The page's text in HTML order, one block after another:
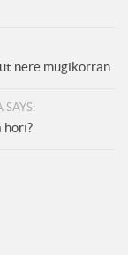
nere mugikorran.
hori?